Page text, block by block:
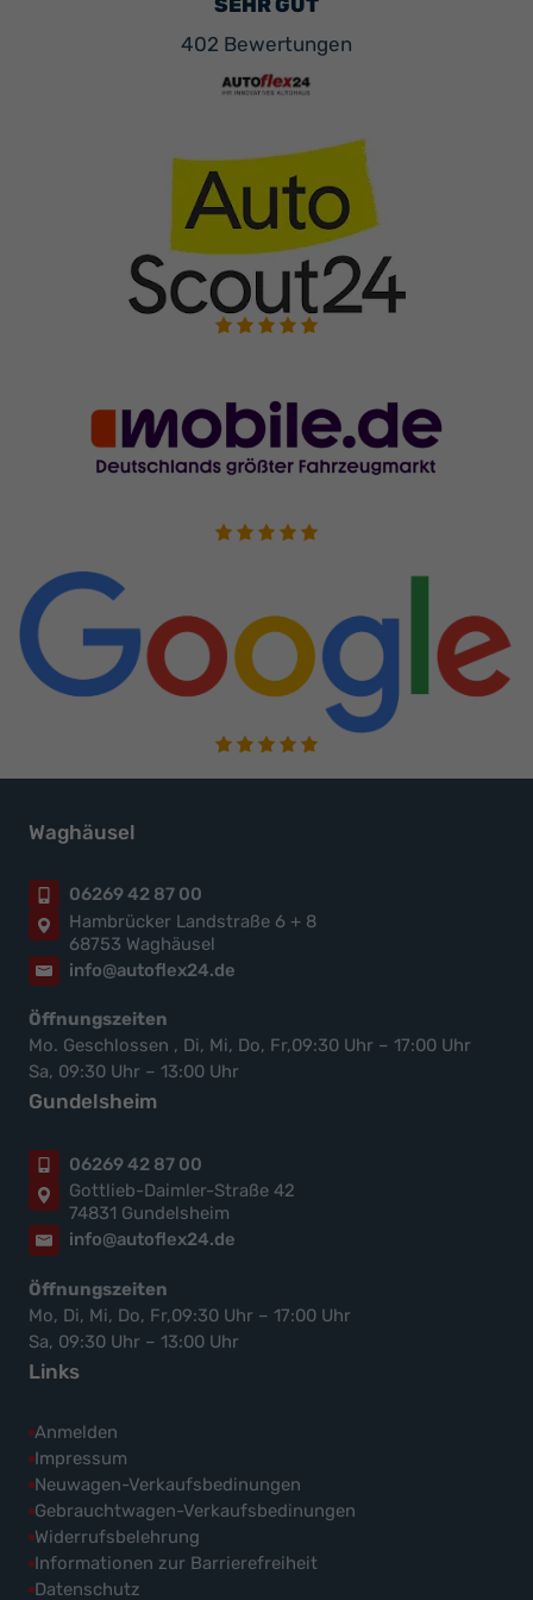
402 Bewertungen
Waghäusel
06269 42 87 00
Hambrücker Landstraße 6 + 8
68753 Waghäusel
info@autoflex24.de
Öffnungszeiten
Mo. Geschlossen , Di, Mi, Do, Fr,09:30 Uhr – 17:00 Uhr
Sa, 09:30 Uhr – 13:00 Uhr
Gundelsheim
06269 42 87 00
Gottlieb-Daimler-Straße 42
74831 Gundelsheim
info@autoflex24.de
Öffnungszeiten
Mo, Di, Mi, Do, Fr,09:30 Uhr – 17:00 Uhr
Sa, 09:30 Uhr – 13:00 Uhr
Links
Anmelden
Impressum
Neuwagen-Verkaufsbedinungen
Gebrauchtwagen-Verkaufsbedinungen
Widerrufsbelehrung
Informationen zur Barrierefreiheit
Datenschutz